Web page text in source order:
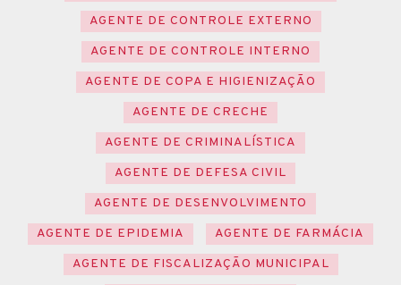
AGENTE DE CONTROLE EXTERNO
AGENTE DE CONTROLE INTERNO
AGENTE DE COPA E HIGIENIZAÇÃO
AGENTE DE CRECHE
AGENTE DE CRIMINALÍSTICA
AGENTE DE DEFESA CIVIL
AGENTE DE DESENVOLVIMENTO
AGENTE DE EPIDEMIA
AGENTE DE FARMÁCIA
AGENTE DE FISCALIZAÇÃO MUNICIPAL